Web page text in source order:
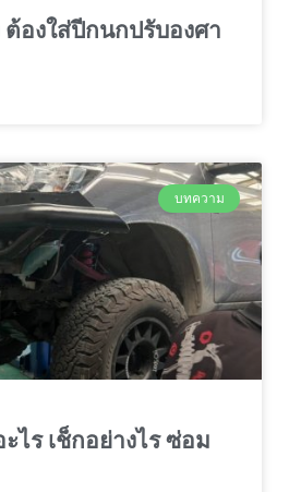
องใส่ปีกนกปรับองศา
บทความ
ไร เช็กอย่างไร ซ่อม